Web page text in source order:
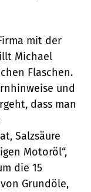
mit der
Michael
Flaschen.
und
dass man
Salzsäure
Motoröl“,
die 15
Grundöle,